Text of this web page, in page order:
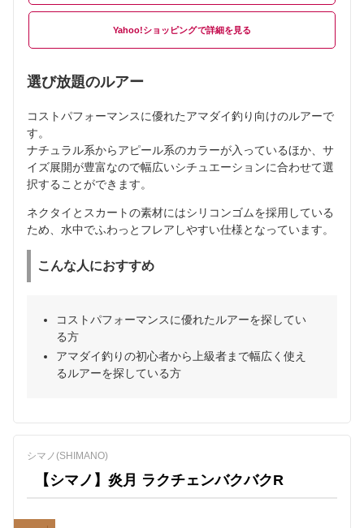
Yahoo!ショッピング
選び放題のルアー
コストパフォーマンスに優れたアマダイ釣り向けのルアーで
す。
ナチュラル系からアピール系のカラーが入っているほか、サ
イズ展開が豊富なので幅広いシチュエーションに合わせて選
択することができます。
ネクタイとスカートの素材にはシリコンゴムを採用している
ため、水中でふわっとフレアしやすい仕様となっています。
こんな人におすすめ
コストパフォーマンスに優れたルアーを探してい
る方
アマダイ釣りの初心者から上級者まで幅広く使え
るルアーを探している方
シマノ(SHIMANO)
【シマノ】炎月 ラクチェンバクバクR